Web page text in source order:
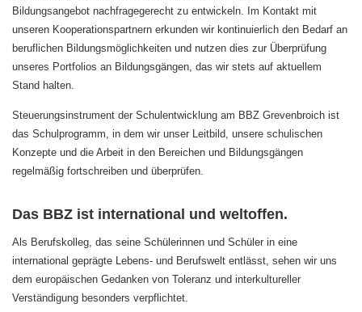
Bildungsangebot nachfragegerecht zu entwickeln. Im Kontakt mit
unseren Kooperationspartnern erkunden wir kontinuierlich den Bedarf an
beruflichen Bildungsmöglichkeiten und nutzen dies zur Überprüfung
unseres Portfolios an Bildungsgängen, das wir stets auf aktuellem
Stand halten.
Steuerungsinstrument der Schulentwicklung am BBZ Grevenbroich ist
das Schulprogramm, in dem wir unser Leitbild, unsere schulischen
Konzepte und die Arbeit in den Bereichen und Bildungsgängen
regelmäßig fortschreiben und überprüfen.
Das BBZ ist international und weltoffen.
Als Berufskolleg, das seine Schülerinnen und Schüler in eine
international geprägte Lebens- und Berufswelt entlässt, sehen wir uns
dem europäischen Gedanken von Toleranz und interkultureller
Verständigung besonders verpflichtet.